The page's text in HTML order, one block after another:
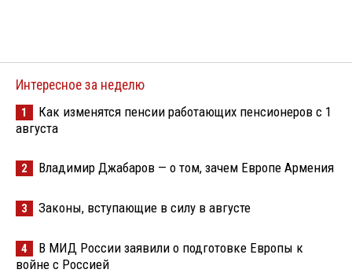
Интересное за неделю
1
Как изменятся пенсии работающих пенсионеров с 1
августа
2 Владимир Джабаров — о том, зачем Европе Армения
3 Законы, вступающие в силу в августе
4
В МИД России заявили о подготовке Европы к
войне с Россией